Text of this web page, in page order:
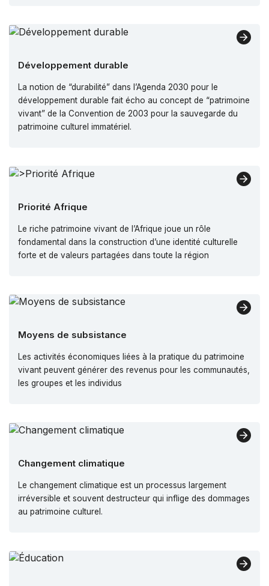
Développement durable
La notion de “durabilité” dans l’Agenda 2030 pour le
développement durable fait écho au concept de “patrimoine
vivant” de la Convention de 2003 pour la sauvegarde du
patrimoine culturel immatériel.
Priorité Afrique
Le riche patrimoine vivant de l’Afrique joue un rôle
fondamental dans la construction d’une identité culturelle
forte et de valeurs partagées dans toute la région
Moyens de subsistance
Les activités économiques liées à la pratique du patrimoine
vivant peuvent générer des revenus pour les communautés,
les groupes et les individus
Changement climatique
Le changement climatique est un processus largement
irréversible et souvent destructeur qui inflige des dommages
au patrimoine culturel.